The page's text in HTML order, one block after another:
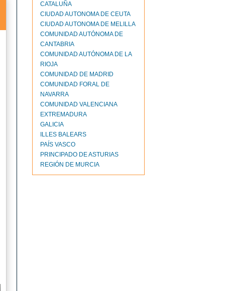
CATALUÑA
CIUDAD AUTONOMA DE CEUTA
CIUDAD AUTONOMA DE MELILLA
COMUNIDAD AUTÓNOMA DE
CANTABRIA
COMUNIDAD AUTÓNOMA DE LA
RIOJA
COMUNIDAD DE MADRID
COMUNIDAD FORAL DE
NAVARRA
COMUNIDAD VALENCIANA
EXTREMADURA
GALICIA
ILLES BALEARS
PAÍS VASCO
PRINCIPADO DE ASTURIAS
REGIÓN DE MURCIA